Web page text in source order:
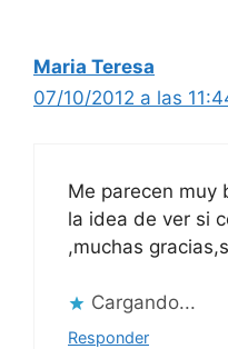
Maria Teresa
07/10/2012 a las
Me parecen muy
la idea de ver si
,muchas
Cargando...
Responder